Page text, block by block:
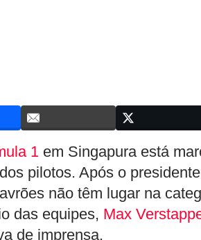
1 em Singapura está
pilotos. Após o
não têm lugar na
das equipes, Max
de imprensa.